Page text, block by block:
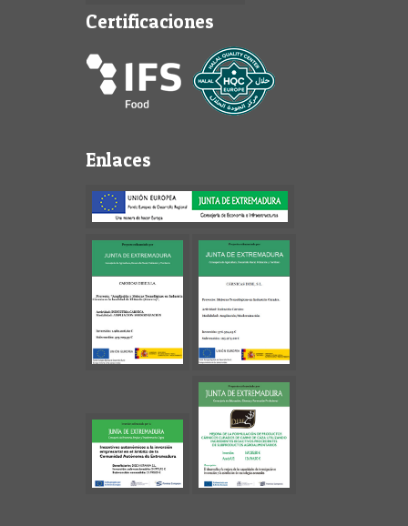
Certificaciones
Enlaces